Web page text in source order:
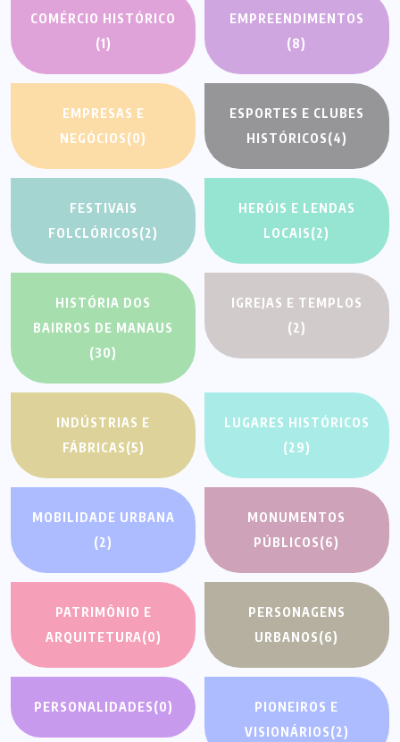
COMÉRCIO HISTÓRICO
(1)
EMPREENDIMENTOS
(8)
EMPRESAS E
NEGÓCIOS(0)
ESPORTES E CLUBES
HISTÓRICOS(4)
FESTIVAIS
FOLCLÓRICOS(2)
HERÓIS E LENDAS
LOCAIS(2)
HISTÓRIA DOS
BAIRROS DE MANAUS
(30)
IGREJAS E TEMPLOS
(2)
INDÚSTRIAS E
FÁBRICAS(5)
LUGARES HISTÓRICOS
(29)
MOBILIDADE URBANA
(2)
MONUMENTOS
PÚBLICOS(6)
PATRIMÔNIO E
ARQUITETURA(0)
PERSONAGENS
URBANOS(6)
PERSONALIDADES(0)
PIONEIROS E
VISIONÁRIOS(2)